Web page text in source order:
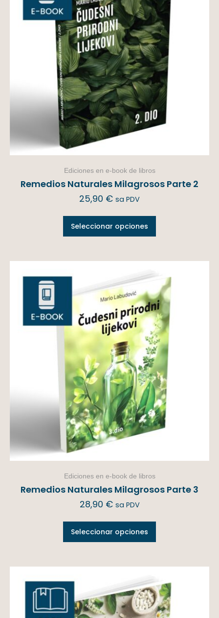
Ediciones en e-book de libros
Remedios Naturales Milagrosos Parte 2
25,90 € sa PDV
Seleccionar opciones
Ediciones en e-book de libros
Remedios Naturales Milagrosos Parte 3
28,90 € sa PDV
Seleccionar opciones